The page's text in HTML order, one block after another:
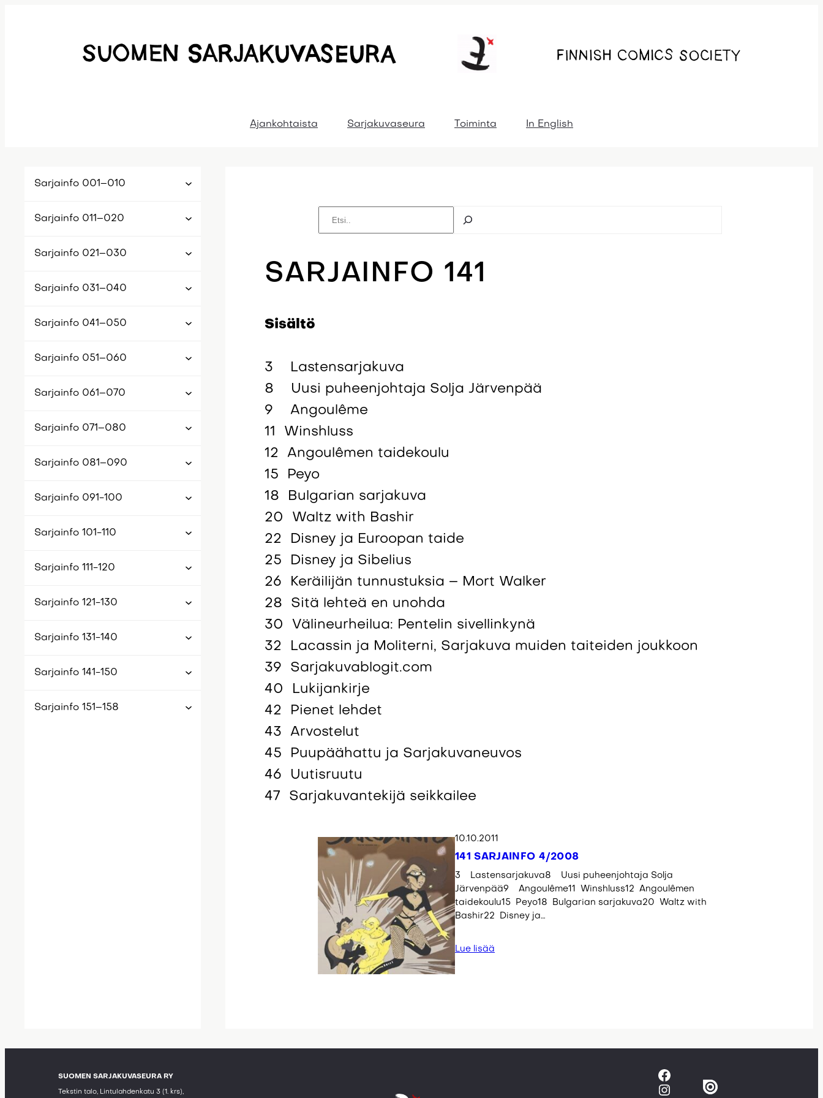
Ajankohtaista Sarjakuvaseura Toiminta In English
Sarjainfo 001–010
Sarjainfo 011–020
Sarjainfo 021–030
Sarjainfo 031–040
Sarjainfo 041–050
Sarjainfo 051–060
Sarjainfo 061–070
Sarjainfo 071–080
Sarjainfo 081–090
Sarjainfo 091-100
Sarjainfo 101-110
Sarjainfo 111-120
Sarjainfo 121-130
Sarjainfo 131-140
Sarjainfo 141-150
Sarjainfo 151–158
SARJAINFO 141
Sisältö
3 Lastensarjakuva
8 Uusi puheenjohtaja Solja Järvenpää
9 Angoulême
11 Winshluss
12 Angoulêmen taidekoulu
15 Peyo
18 Bulgarian sarjakuva
20 Waltz with Bashir
22 Disney ja Euroopan taide
25 Disney ja Sibelius
26 Keräilijän tunnustuksia – Mort Walker
28 Sitä lehteä en unohda
30 Välineurheilua: Pentelin sivellinkynä
32 Lacassin ja Moliterni, Sarjakuva muiden taiteiden joukkoon
39 Sarjakuvablogit.com
40 Lukijankirje
42 Pienet lehdet
43 Arvostelut
45 Puupäähattu ja Sarjakuvaneuvos
46 Uutisruutu
47 Sarjakuvantekijä seikkailee
10.10.2011
141 SARJAINFO 4/2008
3 Lastensarjakuva8 Uusi puheenjohtaja Solja
Järvenpää9 Angoulême11 Winshluss12 Angoulêmen
taidekoulu15 Peyo18 Bulgarian sarjakuva20 Waltz with
Bashir22 Disney ja…
Lue lisää
SUOMEN SARJAKUVASEURA RY
Tekstin talo, Lintulahdenkatu 3 (1. krs),
Facebook
Instagram